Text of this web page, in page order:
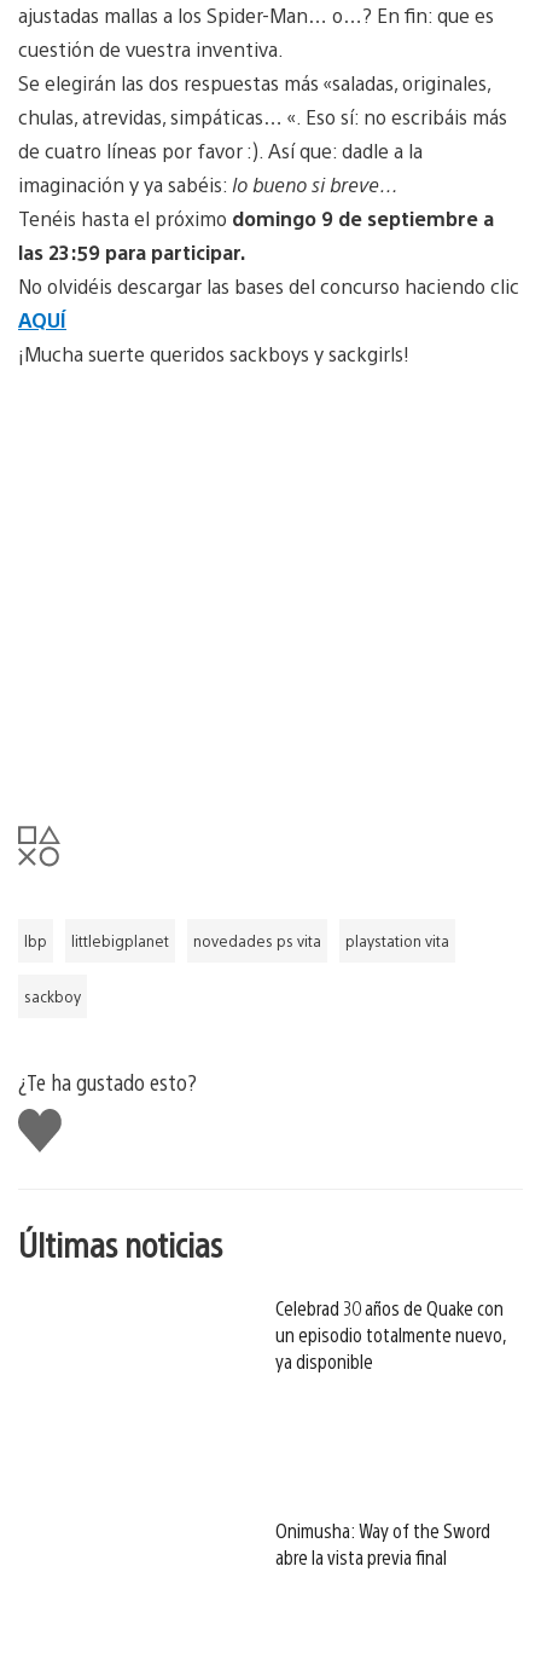
ajustadas mallas a los Spider-Man… o…? En fin: que es
cuestión de vuestra inventiva.
Se elegirán las dos respuestas más «saladas, originales,
chulas, atrevidas, simpáticas… «. Eso sí: no escribáis más
de cuatro líneas por favor :). Así que: dadle a la
imaginación y ya sabéis: lo bueno si breve…
Tenéis hasta el próximo domingo 9 de septiembre a
las 23:59 para participar.
No olvidéis descargar las bases del concurso haciendo clic
AQUÍ
¡Mucha suerte queridos sackboys y sackgirls!
lbp littlebigplanet novedades ps vita playstation vita
sackboy
¿Te ha gustado esto?
Me
gusta
Últimas noticias
Celebrad 30 años de Quake con
un episodio totalmente nuevo,
ya disponible
Onimusha: Way of the Sword
abre la vista previa final